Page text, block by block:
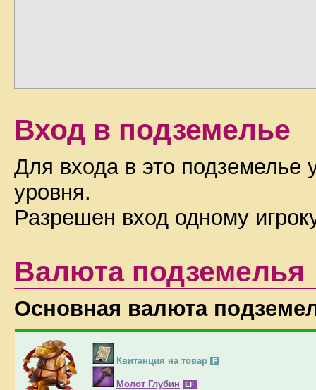
Вход в подземелье
Для входа в это подземелье
уровня.
Разрешен вход одному
Валюта подземелья
Основная валюта
Квитанция на товар F
Молот Глубин EF